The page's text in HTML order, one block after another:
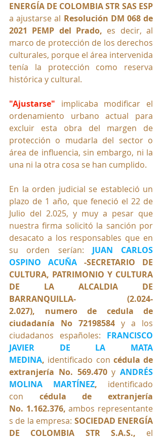
a ajustarse al Resolución DM 068 de
2021 PEMP del Prado, es decir, al
marco de protección de los derechos
culturales, porque el área intervenida
tenía la protección como reserva
histórica y cultural.
"Ajustarse" implicaba modificar el
ordenamiento urbano actual para
excluir esta obra del margen de
protección o mudarla del sector o
área de influencia, sin embargo, ni la
una ni la otra cosa se han cumplido.
En la orden judicial se estableció un
plazo de 1 año, que feneció el 22 de
Julio del 2.025, y muy a pesar que
nuestra firma solicitó la sanción por
desacato a los responsables que en
su orden serían:
JUAN CARLOS
OSPINO ACUÑA -SECRETARIO DE
CULTURA, PATRIMONIO Y CULTURA
DE LA ALCALDIA DE
BARRANQUILLA- (2.024-
2.027), numero de cedula de
ciudadanía No 72198584 y a los
ciudadanos españoles: FRANCISCO
JAVIER DE LA MATA
MEDINA, identificado con cédula de
extranjería No. 569.470 y ANDRÉS
MOLINA MARTÍNEZ, identificado
con cédula de extranjería
No. 1.162.376, ambos representante
s de la empresa: SOCIEDAD ENERGÍA
DE COLOMBIA STR S.A.S., el